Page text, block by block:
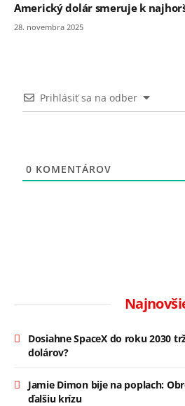
Americký dolár smeruje k
28. novembra 2025
Prihlásiť sa na odber
0 KOMENTÁROV
Dosiahne SpaceX do roku 2030
dolárov?
Jamie Dimon bije na poplach:
ďalšiu krízu